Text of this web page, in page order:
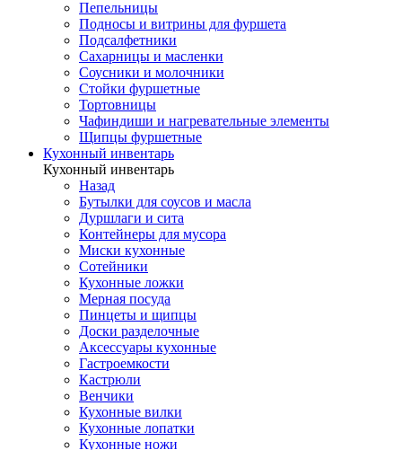
Пепельницы
Подносы и витрины для фуршета
Подсалфетники
Сахарницы и масленки
Соусники и молочники
Стойки фуршетные
Тортовницы
Чафиндиши и нагревательные элементы
Щипцы фуршетные
Кухонный инвентарь
Кухонный инвентарь
Назад
Бутылки для соусов и масла
Дуршлаги и сита
Контейнеры для мусора
Миски кухонные
Сотейники
Кухонные ложки
Мерная посуда
Пинцеты и щипцы
Доски разделочные
Аксессуары кухонные
Гастроемкости
Кастрюли
Венчики
Кухонные вилки
Кухонные лопатки
Кухонные ножи